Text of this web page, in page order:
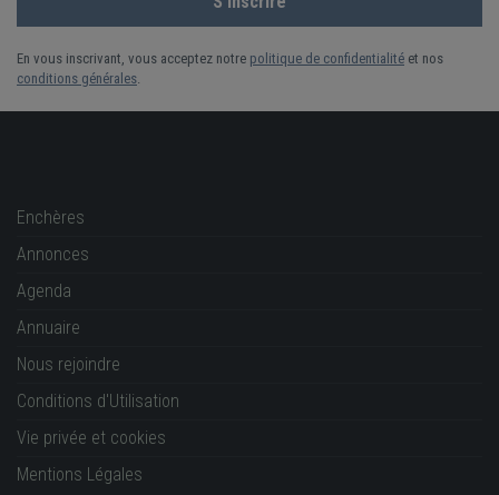
En vous inscrivant, vous acceptez notre politique de confidentialité et nos
conditions générales
Enchères
Annonces
Agenda
Annuaire
Nous rejoindre
Conditions d'Utilisation
Vie privée et cookies
Mentions Légales